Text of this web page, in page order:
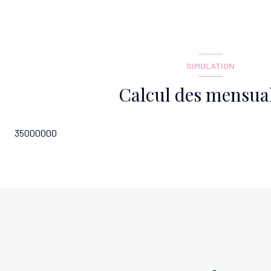
SIMULATION
Calcul des
35000000